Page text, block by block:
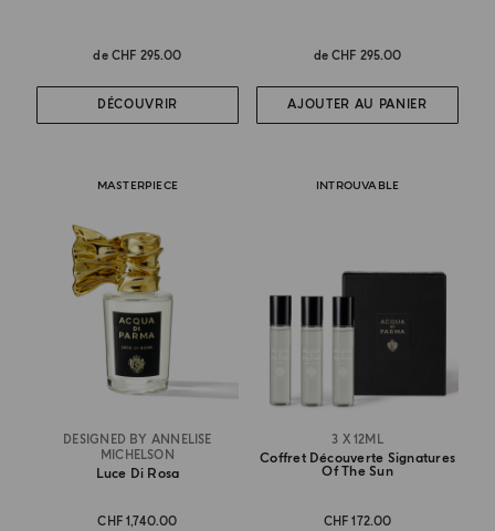
de CHF 295.00
DÉCOUVRIR
de CHF 295.00
AJOUTER AU PANIER
MASTERPIECE
DESIGNED BY ANNELISE
MICHELSON
Luce Di Rosa
CHF 1,740.00
INTROUVABLE
3 X 12ML
Coffret Découverte Signatures
Of The Sun
CHF 172.00